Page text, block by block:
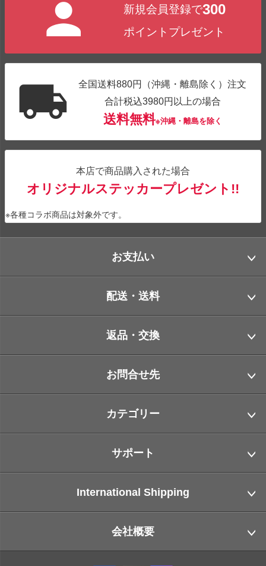
新規会員登録で300
ポイントプレゼント
全国送料880円（沖縄・離島除く）注文
合計税込3980円以上の場合
送料無料※沖縄・離島を除く
本店で商品購入された場合
オリジナルステッカープレゼント!!
※各種コラボ商品は対象外です。
お支払い
配送・送料
返品・交換
お問合せ先
カテゴリー
サポート
International Shipping
会社概要